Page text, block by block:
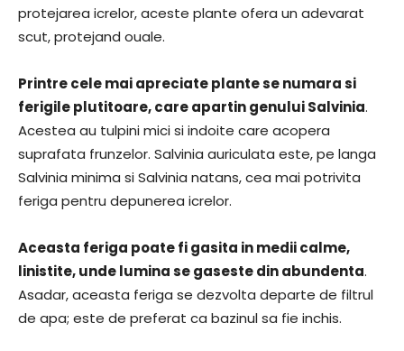
protejarea icrelor, aceste plante ofera un adevarat
scut, protejand ouale.
Printre cele mai apreciate plante se numara si
ferigile plutitoare, care apartin genului Salvinia.
Acestea au tulpini mici si indoite care acopera
suprafata frunzelor. Salvinia auriculata este, pe langa
Salvinia minima si Salvinia natans, cea mai potrivita
feriga pentru depunerea icrelor.
Aceasta feriga poate fi gasita in medii calme,
linistite, unde lumina se gaseste din abundenta.
Asadar, aceasta feriga se dezvolta departe de filtrul
de apa; este de preferat ca bazinul sa fie inchis.